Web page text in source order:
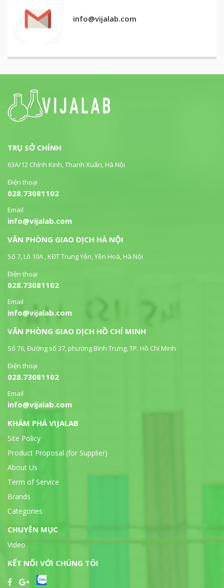
info@vijalab.com
TRỤ SỞ CHÍNH
63A/12 Chính Kinh, Thanh Xuân, Hà Nội
Điện thoại
028.73081102
Email
info@vijalab.com
VĂN PHÒNG GIAO DỊCH HÀ NỘI
Số 7, Lô 10A , KĐT Trung Yên, Yên Hoà, Hà Nội
Điện thoại
028.73081102
Email
info@vijalab.com
VĂN PHÒNG GIAO DỊCH HỒ CHÍ MINH
Số 76, Đường số 37, phường Bình Trưng, TP. Hồ Chí Minh
Điện thoại
028.73081102
Email
info@vijalab.com
KHÁM PHÁ VIJALAB
Site Policy
Product Proposal (for Supplier)
About Us
Term of Service
Brands
Categories
CHUYÊN MỤC
Video
KẾT NỐI VỚI CHÚNG TÔI